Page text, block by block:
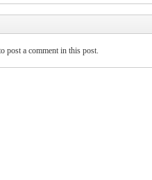
post a comment in this post.